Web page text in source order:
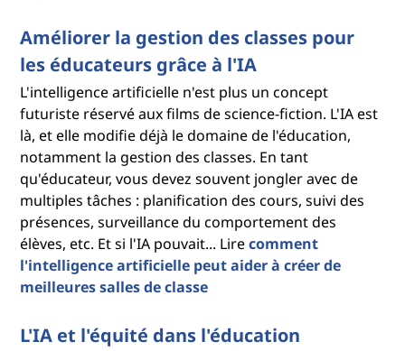
Améliorer la gestion des classes pour
les éducateurs grâce à l'IA
L'intelligence artificielle n'est plus un concept
futuriste réservé aux films de science-fiction. L'IA est
là, et elle modifie déjà le domaine de l'éducation,
notamment la gestion des classes. En tant
qu'éducateur, vous devez souvent jongler avec de
multiples tâches : planification des cours, suivi des
présences, surveillance du comportement des
élèves, etc. Et si l'IA pouvait... Lirecomment
l'intelligence artificielle peut aider à créer de
meilleures salles de classe
L'IA et l'équité dans l'éducation